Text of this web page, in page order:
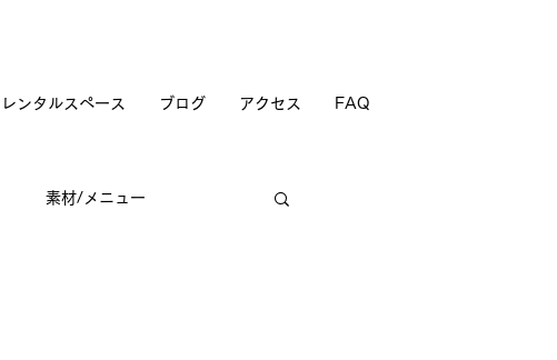
レンタルスペース ブログ アクセス FAQ
素材/メニュー